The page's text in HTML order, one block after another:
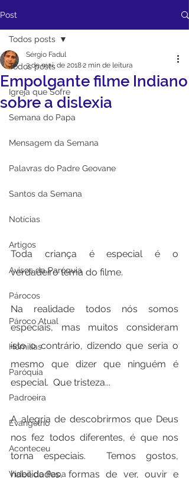
Post
Todos posts
Igreja que Sofre
Semana do Papa
Mensagem da Semana
Palavras do Padre Geovane
Santos da Semana
Notícias
Artigos
Avisos da Paróquia
Párocos
Pároco Atual
Homilias
Paróquia
Padroeira
Evangelho
Aconteceu
Video do Papa
Todos posts
Empolgante filme Indiano
sobre a dislexia
Sérgio Fadul
3 de mai. de 20182 min de leitura
Toda criança é especial é o
verdadeiro tema do filme.
Na realidade todos nós somos
especiais, mas muitos consideram
isto o contrário, dizendo que seria o
mesmo que dizer que ninguém é
especial.  Que tristeza...
A alegria de descobrirmos que Deus
nos fez todos diferentes, é que nos
torna especiais.  Temos gostos,
habilidades, formas de ver, ouvir e